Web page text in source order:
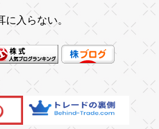
入らない。